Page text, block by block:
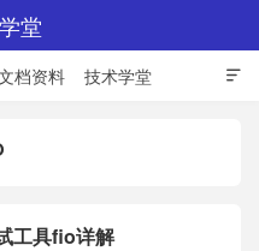

档资料 技术学堂
工具fio详解